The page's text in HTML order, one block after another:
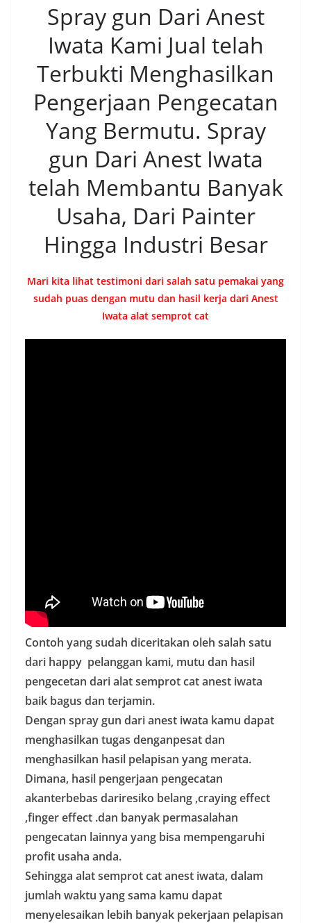
Spray gun Dari Anest
Iwata Kami Jual telah
Terbukti Menghasilkan
Pengerjaan Pengecatan
Yang Bermutu. Spray
gun Dari Anest Iwata
telah Membantu Banyak
Usaha, Dari Painter
Hingga Industri Besar
Mari kita lihat testimoni dari salah satu pemakai yang
sudah puas dengan mutu dan hasil kerja dari Anest
Iwata alat semprot cat
Contoh yang sudah diceritakan oleh salah satu
dari happy pelanggan kami, mutu dan hasil
pengecetan dari alat semprot cat anest iwata
baik bagus dan terjamin.
Dengan spray gun dari anest iwata kamu dapat
menghasilkan tugas denganpesat dan
menghasilkan hasil pelapisan yang merata.
Dimana, hasil pengerjaan pengecatan
akanterbebas dariresiko belang ,craying effect
,finger effect .dan banyak permasalahan
pengecatan lainnya yang bisa mempengaruhi
profit usaha anda.
Sehingga alat semprot cat anest iwata, dalam
jumlah waktu yang sama kamu dapat
menyelesaikan lebih banyak pekerjaan pelapisan